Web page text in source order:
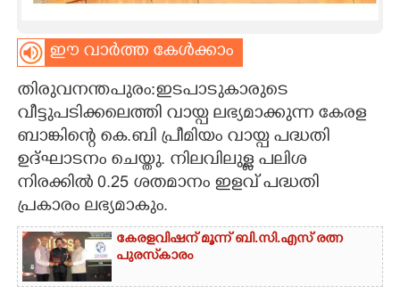
ART
ASTRO
CARTOONS
LITERATURE
ZOOM
CONTACT US
ഈ വാർത്ത കേൾക്കാം
തിരുവനന്തപുരം:ഇടപാടുകാരുടെ
വീട്ടുപടിക്കലെത്തി വായ്പ ലഭ്യമാക്കുന്ന കേരള
ബാങ്കിന്റെ കെ.ബി പ്രീമിയം വായ്പ പദ്ധതി
ഉദ്ഘാടനം ചെയ്തു. നിലവിലുള്ള പലിശ
നിരക്കിൽ 0.25 ശതമാനം ഇളവ് പദ്ധതി
പ്രകാരം ലഭ്യമാകും.
കേരളവിഷന് മൂന്ന് ബി.സി.എസ് രത്ന
പുരസ്‌കാരം